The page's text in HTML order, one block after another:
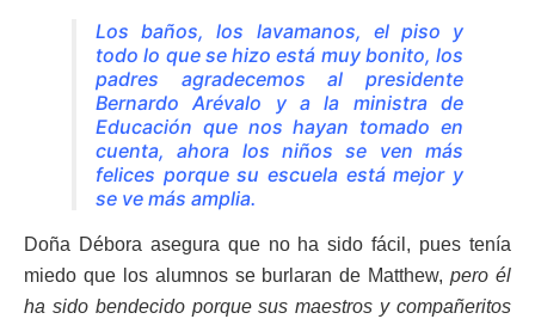
Los baños, los lavamanos, el piso y
todo lo que se hizo está muy bonito, los
padres agradecemos al presidente
Bernardo Arévalo y a la ministra de
Educación que nos hayan tomado en
cuenta, ahora los niños se ven más
felices porque su escuela está mejor y
se ve más amplia.
Doña Débora asegura que no ha sido fácil, pues tenía
miedo que los alumnos se burlaran de Matthew,pero él
ha sido bendecido porque sus maestros y compañeritos